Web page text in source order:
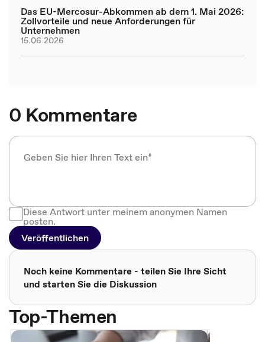
Das EU-Mercosur-Abkommen ab dem 1. Mai 2026:
Zollvorteile und neue Anforderungen für
Unternehmen
15.06.2026
0 Kommentare
Diese Antwort unter meinem anonymen Namen
posten.
Veröffentlichen
Noch keine Kommentare - teilen Sie Ihre Sicht
und starten Sie die Diskussion
Top-Themen